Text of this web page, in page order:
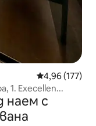
Средна
4,96 (177)
1. Execellen...
с